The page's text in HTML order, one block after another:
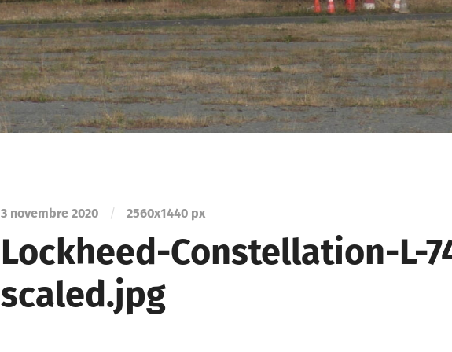
3 novembre 2020 / 2560x1440 px
Lockheed-Constellation-L-
scaled.jpg